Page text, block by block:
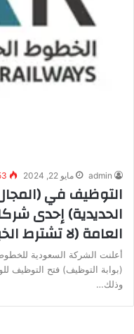
admin مايو 22, 2024
التوظيف في
الحديدية) إحدى
العامة (لا تشترط
أعلنت الشركة السعودية
(بوابة التوظيف) فتح التوظيف
وذلك…